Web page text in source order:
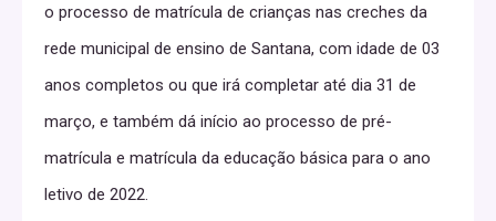
o processo de matrícula de crianças nas creches da
rede municipal de ensino de Santana, com idade de 03
anos completos ou que irá completar até dia 31 de
março, e também dá início ao processo de pré-
matrícula e matrícula da educação básica para o ano
letivo de 2022.